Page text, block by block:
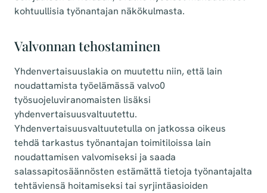
kohtuullisia työnantajan näkökulmasta.
Valvonnan tehostaminen
Yhdenvertaisuuslakia on muutettu niin, että lain
noudattamista työelämässä valvo0
työsuojeluviranomaisten lisäksi
yhdenvertaisuusvaltuutettu.
Yhdenvertaisuusvaltuutetulla on jatkossa oikeus
tehdä tarkastus työnantajan toimitiloissa lain
noudattamisen valvomiseksi ja saada
salassapitosäännösten estämättä tietoja työnantajalta
tehtäviensä hoitamiseksi tai syrjintäasioiden